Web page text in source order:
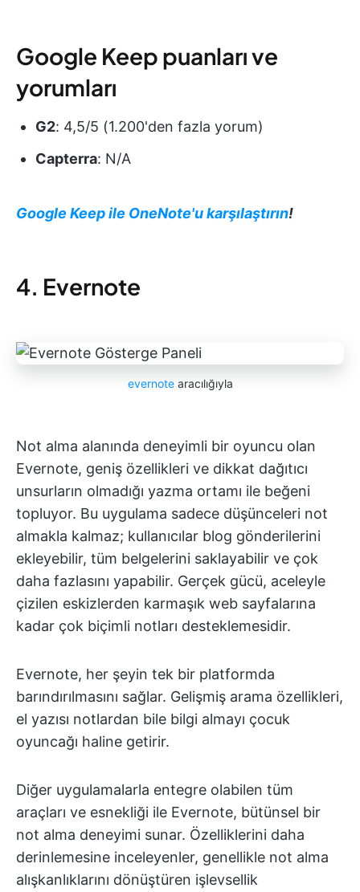
Google Keep puanları ve
yorumları
G2: 4,5/5 (1.200'den fazla yorum)
Capterra: N/A
Google Keep ile OneNote'u karşılaştırın!
4. Evernote
evernotearacılığıyla
Not alma alanında deneyimli bir oyuncu olan
Evernote, geniş özellikleri ve dikkat dağıtıcı
unsurların olmadığı yazma ortamı ile beğeni
topluyor. Bu uygulama sadece düşünceleri not
almakla kalmaz; kullanıcılar blog gönderilerini
ekleyebilir, tüm belgelerini saklayabilir ve çok
daha fazlasını yapabilir. Gerçek gücü, aceleyle
çizilen eskizlerden karmaşık web sayfalarına
kadar çok biçimli notları desteklemesidir.
Evernote, her şeyin tek bir platformda
barındırılmasını sağlar. Gelişmiş arama özellikleri,
el yazısı notlardan bile bilgi almayı çocuk
oyuncağı haline getirir.
Diğer uygulamalarla entegre olabilen tüm
araçları ve esnekliği ile Evernote, bütünsel bir
not alma deneyimi sunar. Özelliklerini daha
derinlemesine inceleyenler, genellikle not alma
alışkanlıklarını dönüştüren işlevsellik